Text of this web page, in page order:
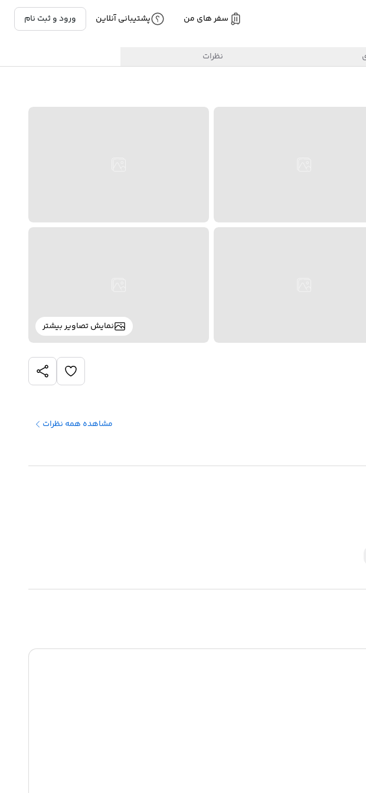
سفر های من پشتیبانی آنلاین ورود و ثبت نام
نظرات
نمایش تصاویر بیشتر
مشاهده همه نظرات